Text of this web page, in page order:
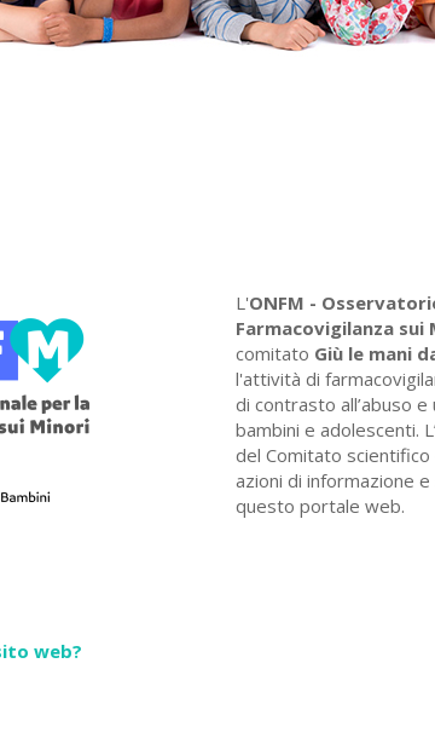
L'ONFM -
Farmacovigilanza sui
comitato Giù le mani
l'attività di
di contrasto all’abuso
bambini e adolescenti.
del Comitato
azioni di informazione
questo portale web.
web?